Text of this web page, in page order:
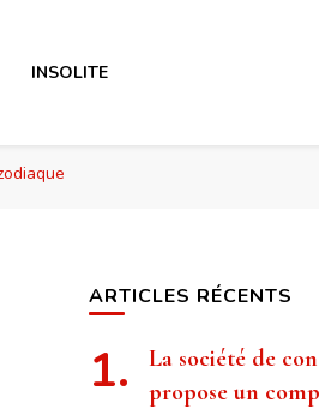
INSOLITE
ARTICLES RÉCENTS
La société de
propose un